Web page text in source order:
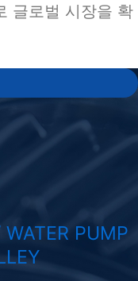
글로벌 시장을 확
PUMP